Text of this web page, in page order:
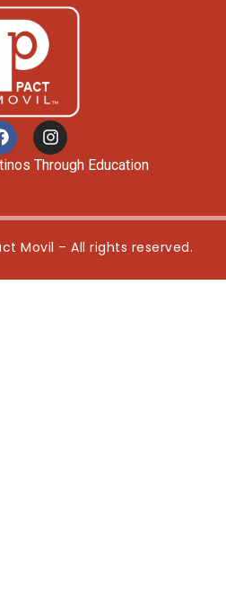
Through Education
Movil – All rights reserved.